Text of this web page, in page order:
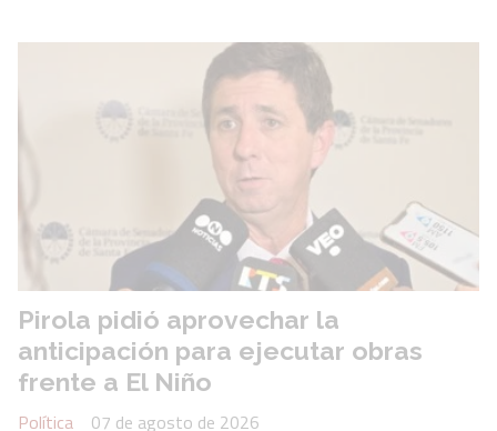
Pirola pidió aprovechar la
anticipación para ejecutar obras
frente a El Niño
Política
07 de agosto de 2026